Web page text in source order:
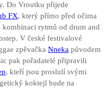
Do Vroutku přijede
FX, který přímo před očima
rytmů od drum and
V české festivalové
zpěvačka Nneka původem
pak pořadatelé připravili
, kteří jsou proslulí svými
koktejl bude na